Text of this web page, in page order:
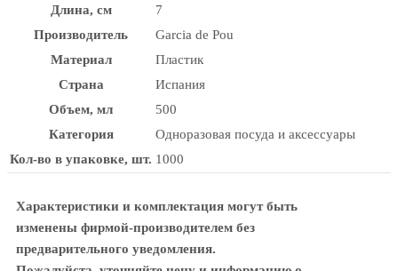
Длина, см
7
Производитель
Garcia de Pou
Материал
Пластик
Страна
Испания
Объем, мл
500
Категория
Одноразовая посуда и аксессуары
Кол-во в упаковке, шт. 1000
Характеристики и комплектация могут быть
изменены фирмой-производителем без
предварительного уведомления.